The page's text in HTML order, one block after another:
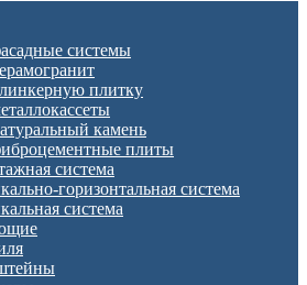
системы
плитку
камень
плиты
система
горизонтальная система
система